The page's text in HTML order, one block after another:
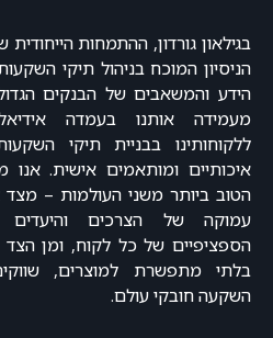
בגילאון גורדון, ההתמחות הייחודית
הניסיון המוכח בניהול תיקי
הידע והמשאבים של הבנקים
מעמידה אותנו בעמדה
ללקוחותינו בבניית תיקי
איכותיים ומותאמים אישית. אנו
הטוב ביותר משני העולמות –
עמוקה של הצרכים והיעדים
הספציפיים של כל לקוח, ומן הצד
בלתי מתפשרת למוצרים,
השקעה חובקי עולם.